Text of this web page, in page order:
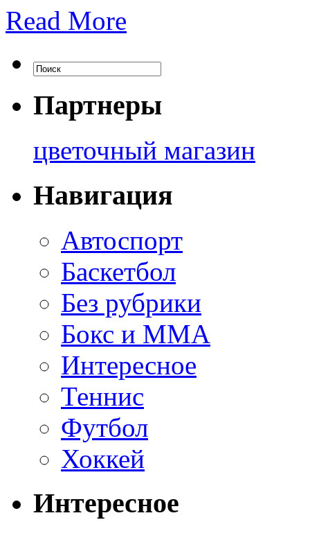
Read More
Партнеры
цветочный магазин
Навигация
Автоспорт
Баскетбол
Без рубрики
Бокс и ММА
Интересное
Теннис
Футбол
Хоккей
Интересное